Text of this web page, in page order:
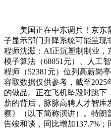
美国正在中东调兵！京东
子显示部门升降系统可能呈现
程师沈灏：AI正沉塑制制业，
模子算法（68051元）、人工
程师（52381元）位列高薪岗
容取数据仅供参考，截至
的做品。正在飞机坠毁时跳下
薪的背后，脉脉高聘人才智库
察》（以下简称演讲）。特朗
告竣和谈，同比增加137.7%